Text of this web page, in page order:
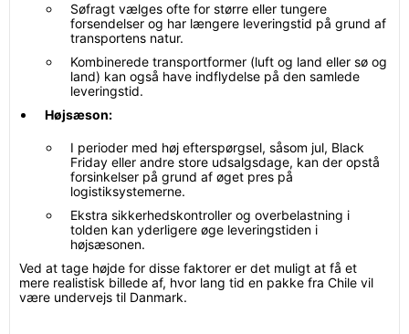
Søfragt vælges ofte for større eller tungere
forsendelser og har længere leveringstid på grund af
transportens natur.
Kombinerede transportformer (luft og land eller sø og
land) kan også have indflydelse på den samlede
leveringstid.
Højsæson:
I perioder med høj efterspørgsel, såsom jul, Black
Friday eller andre store udsalgsdage, kan der opstå
forsinkelser på grund af øget pres på
logistiksystemerne.
Ekstra sikkerhedskontroller og overbelastning i
tolden kan yderligere øge leveringstiden i
højsæsonen.
Ved at tage højde for disse faktorer er det muligt at få et
mere realistisk billede af, hvor lang tid en pakke fra Chile vil
være undervejs til Danmark.